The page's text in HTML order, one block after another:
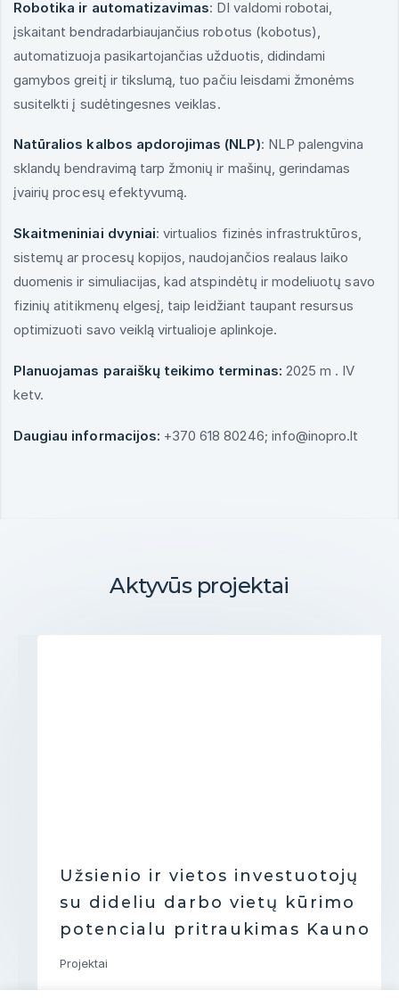
Robotika ir automatizavimas: DI valdomi robotai,
įskaitant bendradarbiaujančius robotus (kobotus),
automatizuoja pasikartojančias užduotis, didindami
gamybos greitį ir tikslumą, tuo pačiu leisdami žmonėms
susitelkti į sudėtingesnes veiklas.
Natūralios kalbos apdorojimas (NLP): NLP palengvina
sklandų bendravimą tarp žmonių ir mašinų, gerindamas
įvairių procesų efektyvumą.
Skaitmeniniai dvyniai: virtualios fizinės infrastruktūros,
sistemų ar procesų kopijos, naudojančios realaus laiko
duomenis ir simuliacijas, kad atspindėtų ir modeliuotų savo
fizinių atitikmenų elgesį, taip leidžiant taupant resursus
optimizuoti savo veiklą virtualioje aplinkoje.
Planuojamas paraiškų teikimo terminas: 2025 m . IV
ketv.
Daugiau informacijos: +370 618 80246; info@inopro.lt
Aktyvūs projektai
Užsienio ir vietos investuotojų
su dideliu darbo vietų kūrimo
potencialu pritraukimas Kauno
apskrityje didelėms įmonėms
Projektai